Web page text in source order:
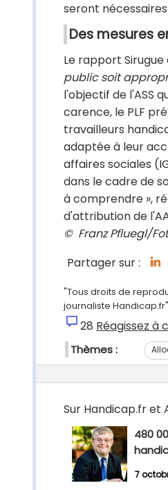
seront
Des mesures
Le rapport
public soit
l'objectif de l'ASS
carence, le PLF
travailleurs
adaptée à leur
affaires sociales
dans le cadre de
à comprendre »,
d'attribution de
© Franz Pfluegl/
Partager sur :
"Tous droits de
journaliste Handicap.fr"
28 Réagissez à
Thèmes :
Sur Handicap.fr et
480
7